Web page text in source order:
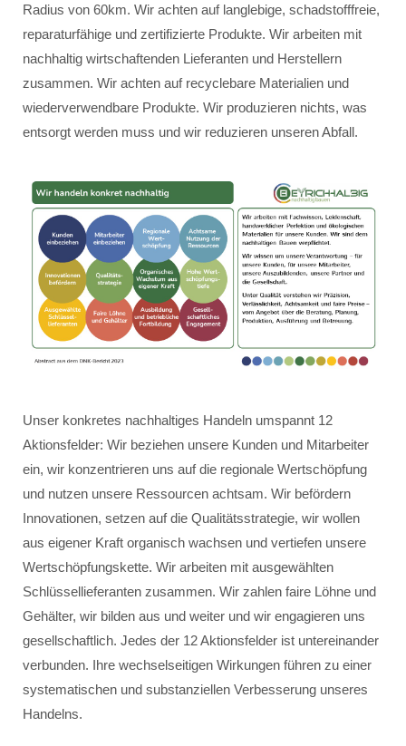
Radius von 60km. Wir achten auf langlebige, schadstofffreie,
reparaturfähige und zertifizierte Produkte. Wir arbeiten mit
nachhaltig wirtschaftenden Lieferanten und Herstellern
zusammen. Wir achten auf recyclebare Materialien und
wiederverwendbare Produkte. Wir produzieren nichts, was
entsorgt werden muss und wir reduzieren unseren Abfall.
Unser konkretes nachhaltiges Handeln umspannt 12
Aktionsfelder: Wir beziehen unsere Kunden und Mitarbeiter
ein, wir konzentrieren uns auf die regionale Wertschöpfung
und nutzen unsere Ressourcen achtsam. Wir befördern
Innovationen, setzen auf die Qualitätsstrategie, wir wollen
aus eigener Kraft organisch wachsen und vertiefen unsere
Wertschöpfungskette. Wir arbeiten mit ausgewählten
Schlüssellieferanten zusammen. Wir zahlen faire Löhne und
Gehälter, wir bilden aus und weiter und wir engagieren uns
gesellschaftlich. Jedes der 12 Aktionsfelder ist untereinander
verbunden. Ihre wechselseitigen Wirkungen führen zu einer
systematischen und substanziellen Verbesserung unseres
Handelns.